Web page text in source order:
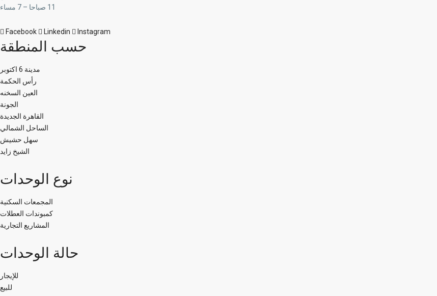
11 صباحا – 7 مساء
Facebook Linkedin Instagram
حسب المنطقة
مدينة 6 اكتوبر
رأس الحكمة
العين السخنه
الجونة
القاهرة الجديدة
الساحل الشمالي
سهل حشيش
الشيخ زايد
نوع الوحدات
المجمعات السكنية
كمبوندات العطلات
المشاريع التجارية
حالة الوحدات
للإيجار
للبيع